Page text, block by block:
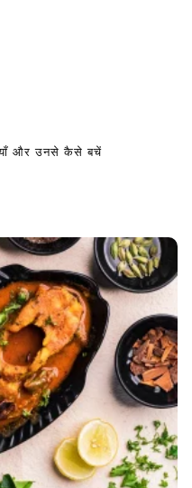
और उनसे कैसे बचें